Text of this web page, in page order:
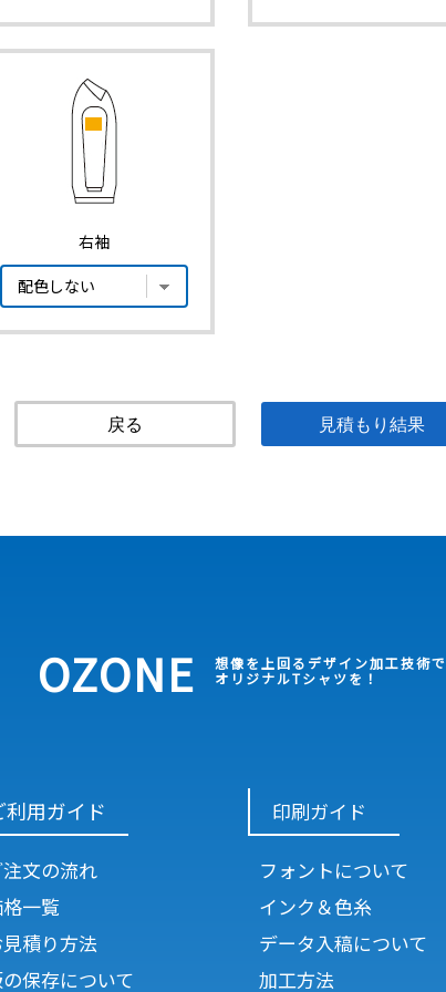
右袖
戻る
OZONE
想像を上回るデザイン加工技術で
オリジナルTシャツを！
利用ガイド
文の流れ
一覧
積り方法
保存について
印刷ガイド
フォントについて
インク＆色糸
データ入稿について
加工方法